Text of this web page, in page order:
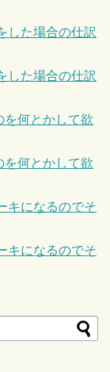
した場合の仕訳
した場合の仕訳
を何とかして欲
を何とかして欲
キになるのでそ
キになるのでそ